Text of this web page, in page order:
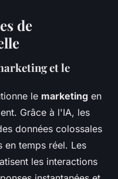
de
et le
le marketing en
Grâce à l'IA, les
données colossales
en temps réel. Les
les interactions